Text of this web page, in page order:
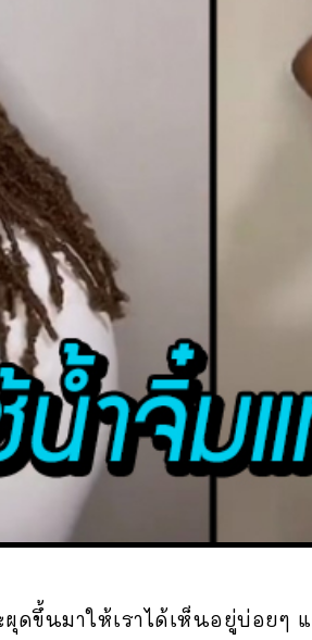
ดขึ้นมาให้เราได้เห็นอยู่บ่อยๆ